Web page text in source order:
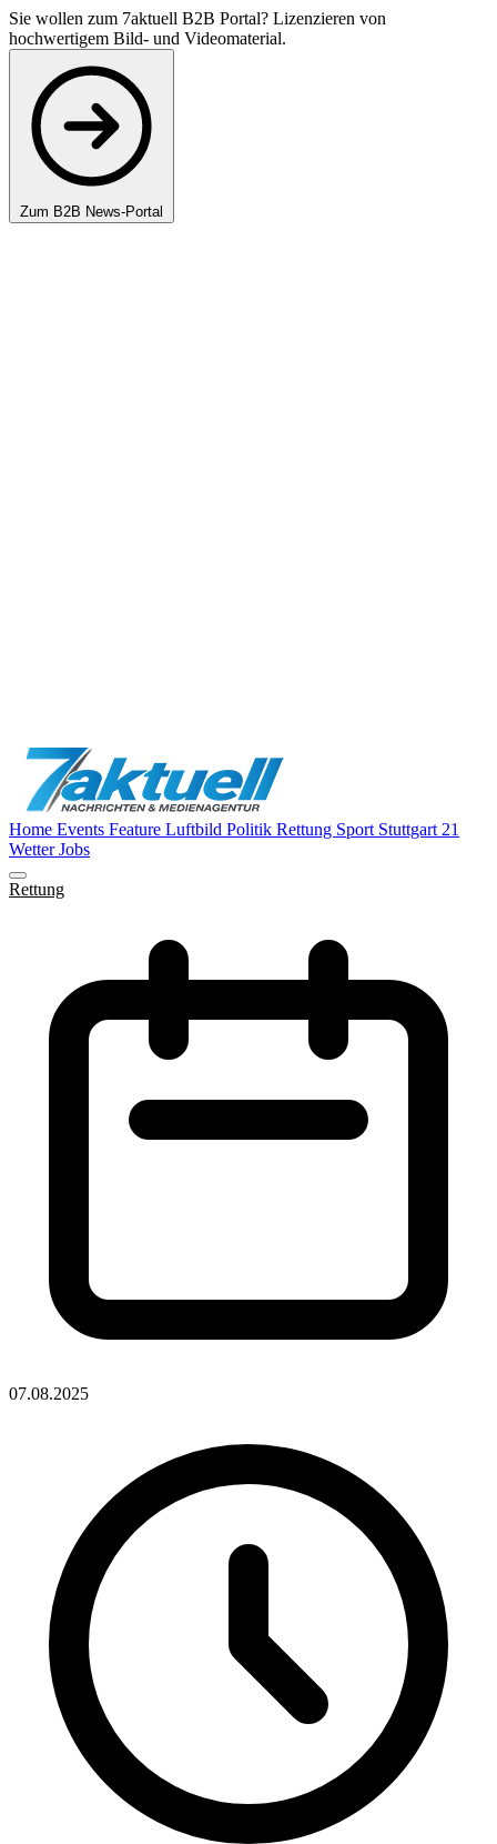
Sie wollen zum 7aktuell B2B Portal? Lizenzieren von
hochwertigem Bild- und Videomaterial.
Zum B2B News-Portal
Home Events Feature Luftbild Politik Rettung Sport Stuttgart 21
WetterJobs
Rettung
07.08.2025